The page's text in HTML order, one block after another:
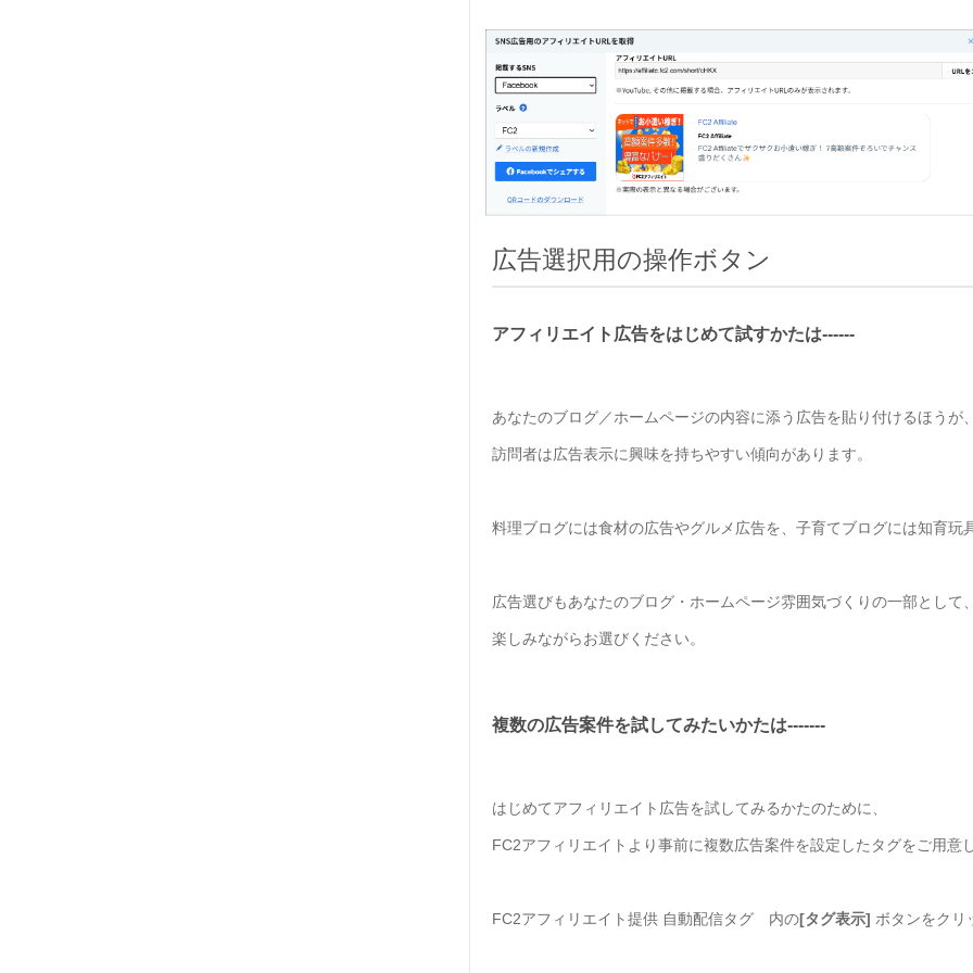
広告選択用の操作ボタン
アフィリエイト広告をはじめて試すかたは------
あなたのブログ／ホームページの内容に添う広告を貼り付けるほうが
訪問者は広告表示に興味を持ちやすい傾向があります。
料理ブログには食材の広告やグルメ広告を、子育てブログには知育
広告選びもあなたのブログ・ホームページ雰囲気づくりの一部として
楽しみながらお選びください。
複数の広告案件を試してみたいかたは-------
はじめてアフィリエイト広告を試してみるかたのために、
FC2アフィリエイトより事前に複数広告案件を設定したタグをご用意
FC2アフィリエイト提供 自動配信タグ 内の[タグ表示] ボタンをクリ